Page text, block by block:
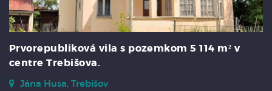
Prvorepubliková vila s pozemkom 5 114 m² v
centre Trebišova.
Jána Husa, Trebišov